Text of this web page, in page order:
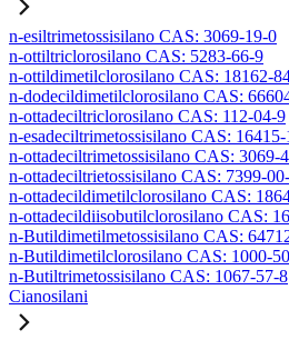
n-esiltrimetossisilano CAS: 3069-19-0
n-ottiltriclorosilano CAS: 5283-66-9
n-ottildimetilclorosilano CAS: 18162-
n-dodecildimetilclorosilano CAS:
n-ottadeciltriclorosilano CAS: 112-04-9
n-esadeciltrimetossisilano CAS:
n-ottadeciltrimetossisilano CAS: 3069-
n-ottadeciltrietossisilano CAS: 7399-
n-ottadecildimetilclorosilano CAS:
n-ottadecildiisobutilclorosilano CAS:
n-Butildimetilmetossisilano CAS:
n-Butildimetilclorosilano CAS: 1000-
n-Butiltrimetossisilano CAS: 1067-57-8
Cianosilani